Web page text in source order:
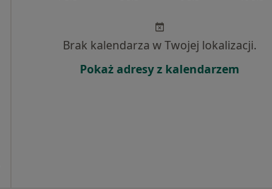
Brak kalendarza w Twojej lokalizacji.
Pokaż adresy z kalendarzem